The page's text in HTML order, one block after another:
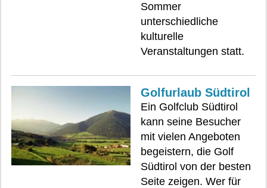
Sommer
unterschiedliche
kulturelle
Veranstaltungen statt.
Golfurlaub Südtirol
Ein Golfclub Südtirol
kann seine Besucher
mit vielen Angeboten
begeistern, die Golf
Südtirol von der besten
Seite zeigen. Wer für